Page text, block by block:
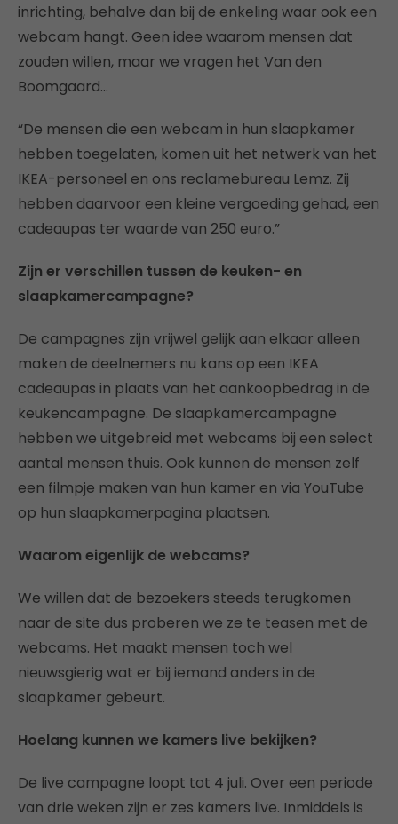
inrichting, behalve dan bij de enkeling waar ook een
webcam hangt. Geen idee waarom mensen dat
zouden willen, maar we vragen het Van den
Boomgaard…
“De mensen die een webcam in hun slaapkamer
hebben toegelaten, komen uit het netwerk van het
IKEA-personeel en ons reclamebureau Lemz. Zij
hebben daarvoor een kleine vergoeding gehad, een
cadeaupas ter waarde van 250 euro.”
Zijn er verschillen tussen de keuken- en
slaapkamercampagne?
De campagnes zijn vrijwel gelijk aan elkaar alleen
maken de deelnemers nu kans op een IKEA
cadeaupas in plaats van het aankoopbedrag in de
keukencampagne. De slaapkamercampagne
hebben we uitgebreid met webcams bij een select
aantal mensen thuis. Ook kunnen de mensen zelf
een filmpje maken van hun kamer en via YouTube
op hun slaapkamerpagina plaatsen.
Waarom eigenlijk de webcams?
We willen dat de bezoekers steeds terugkomen
naar de site dus proberen we ze te teasen met de
webcams. Het maakt mensen toch wel
nieuwsgierig wat er bij iemand anders in de
slaapkamer gebeurt.
Hoelang kunnen we kamers live bekijken?
De live campagne loopt tot 4 juli. Over een periode
van drie weken zijn er zes kamers live. Inmiddels is